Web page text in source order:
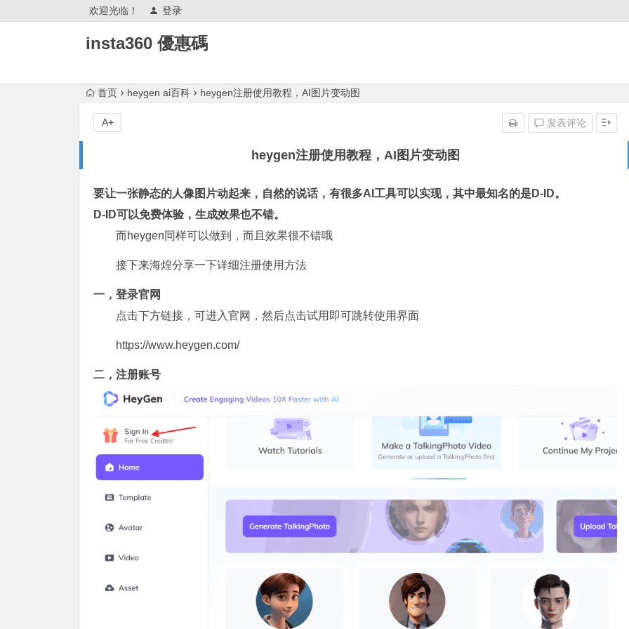
欢迎光临！ 登录
insta360 優惠碼
首页 heygen ai百科 heygen注册使用教程，AI图片变动图
heygen注册使用教程，AI图片变动图
发表评论
A+
要让一张静态的人像图片动起来，自然的说话，有很多AI工具可以实现，其中最知名的是D-ID。
D-ID可以免费体验，生成效果也不错。
而heygen同样可以做到，而且效果很不错哦
接下来海煌分享一下详细注册使用方法
一，登录官网
点击下方链接，可进入官网，然后点击试用即可跳转使用界面
https://www.heygen.com/
二，注册账号